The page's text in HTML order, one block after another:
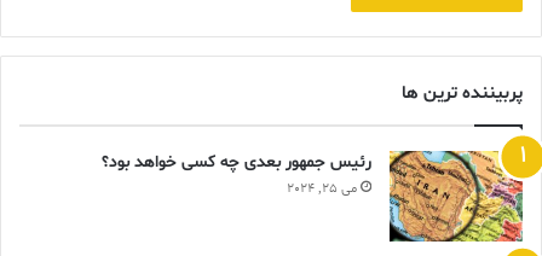
پربیننده ترین ها
رئیس جمهور بعدی چه کسی خواهد بود؟
می 25, 2024